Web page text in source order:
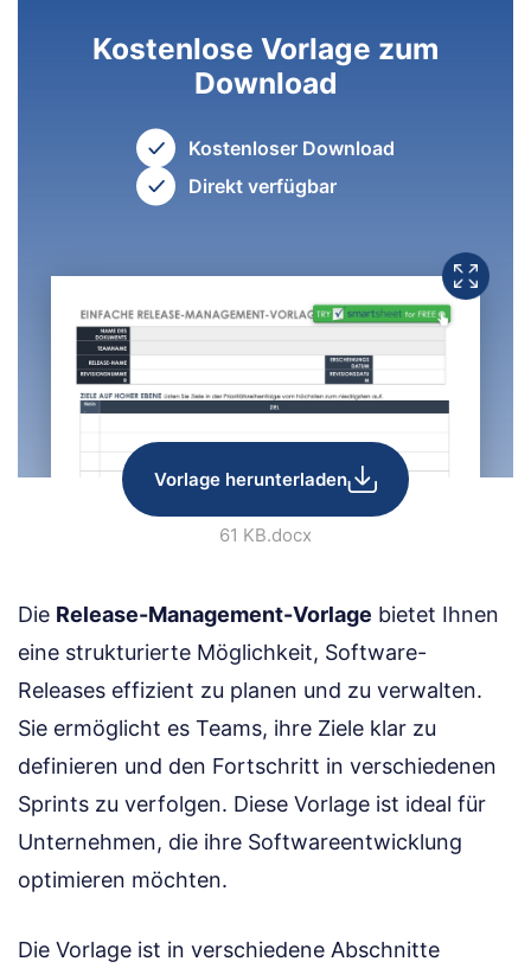
Kostenlose Vorlage zum
Download
Kostenloser Download
Direkt verfügbar
Vorlage herunterladen
61 KB.docx
Die Release-Management-Vorlage bietet Ihnen
eine strukturierte Möglichkeit, Software-
Releases effizient zu planen und zu verwalten.
Sie ermöglicht es Teams, ihre Ziele klar zu
definieren und den Fortschritt in verschiedenen
Sprints zu verfolgen. Diese Vorlage ist ideal für
Unternehmen, die ihre Softwareentwicklung
optimieren möchten.
Die Vorlage ist in verschiedene Abschnitte